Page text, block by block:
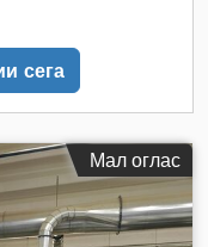
сега
Мал оглас